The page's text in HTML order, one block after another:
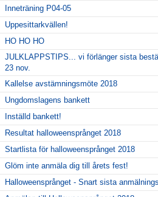
Inneträning P04-05
Uppesittarkvällen!
HO HO HO
JULKLAPPSTIPS... vi förlänger sista
23 nov.
Kallelse avstämningsmöte 2018
Ungdomslagens bankett
Inställd bankett!
Resultat halloweensprånget 2018
Startlista för halloweensprånget 2018
Glöm inte anmäla dig till årets fest!
Halloweensprånget - Snart sista